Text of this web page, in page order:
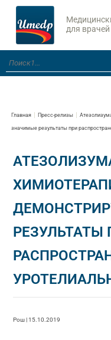
для врачей
Главная Пресс-релизы
значимые результаты при
РЕЗУЛЬТАТЫ
Рош | 15.10.2019